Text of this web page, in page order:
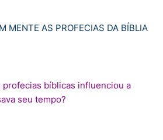
MENTE AS PROFECIAS DA BÍBLIA
profecias bíblicas influenciou a
seu tempo?